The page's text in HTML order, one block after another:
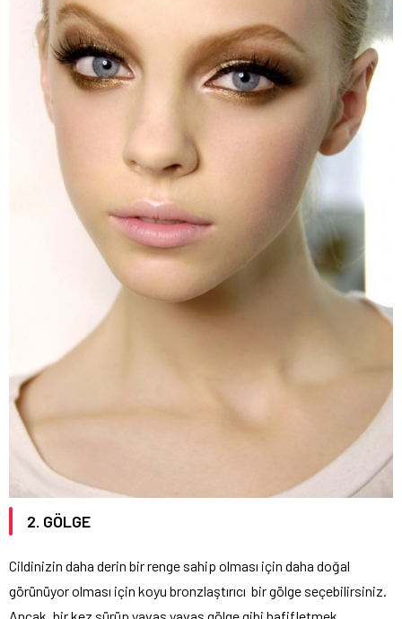
2. GÖLGE
Cildinizin daha derin bir renge sahip olması için daha doğal
görünüyor olması için koyu bronzlaştırıcı bir gölge seçebilirsiniz.